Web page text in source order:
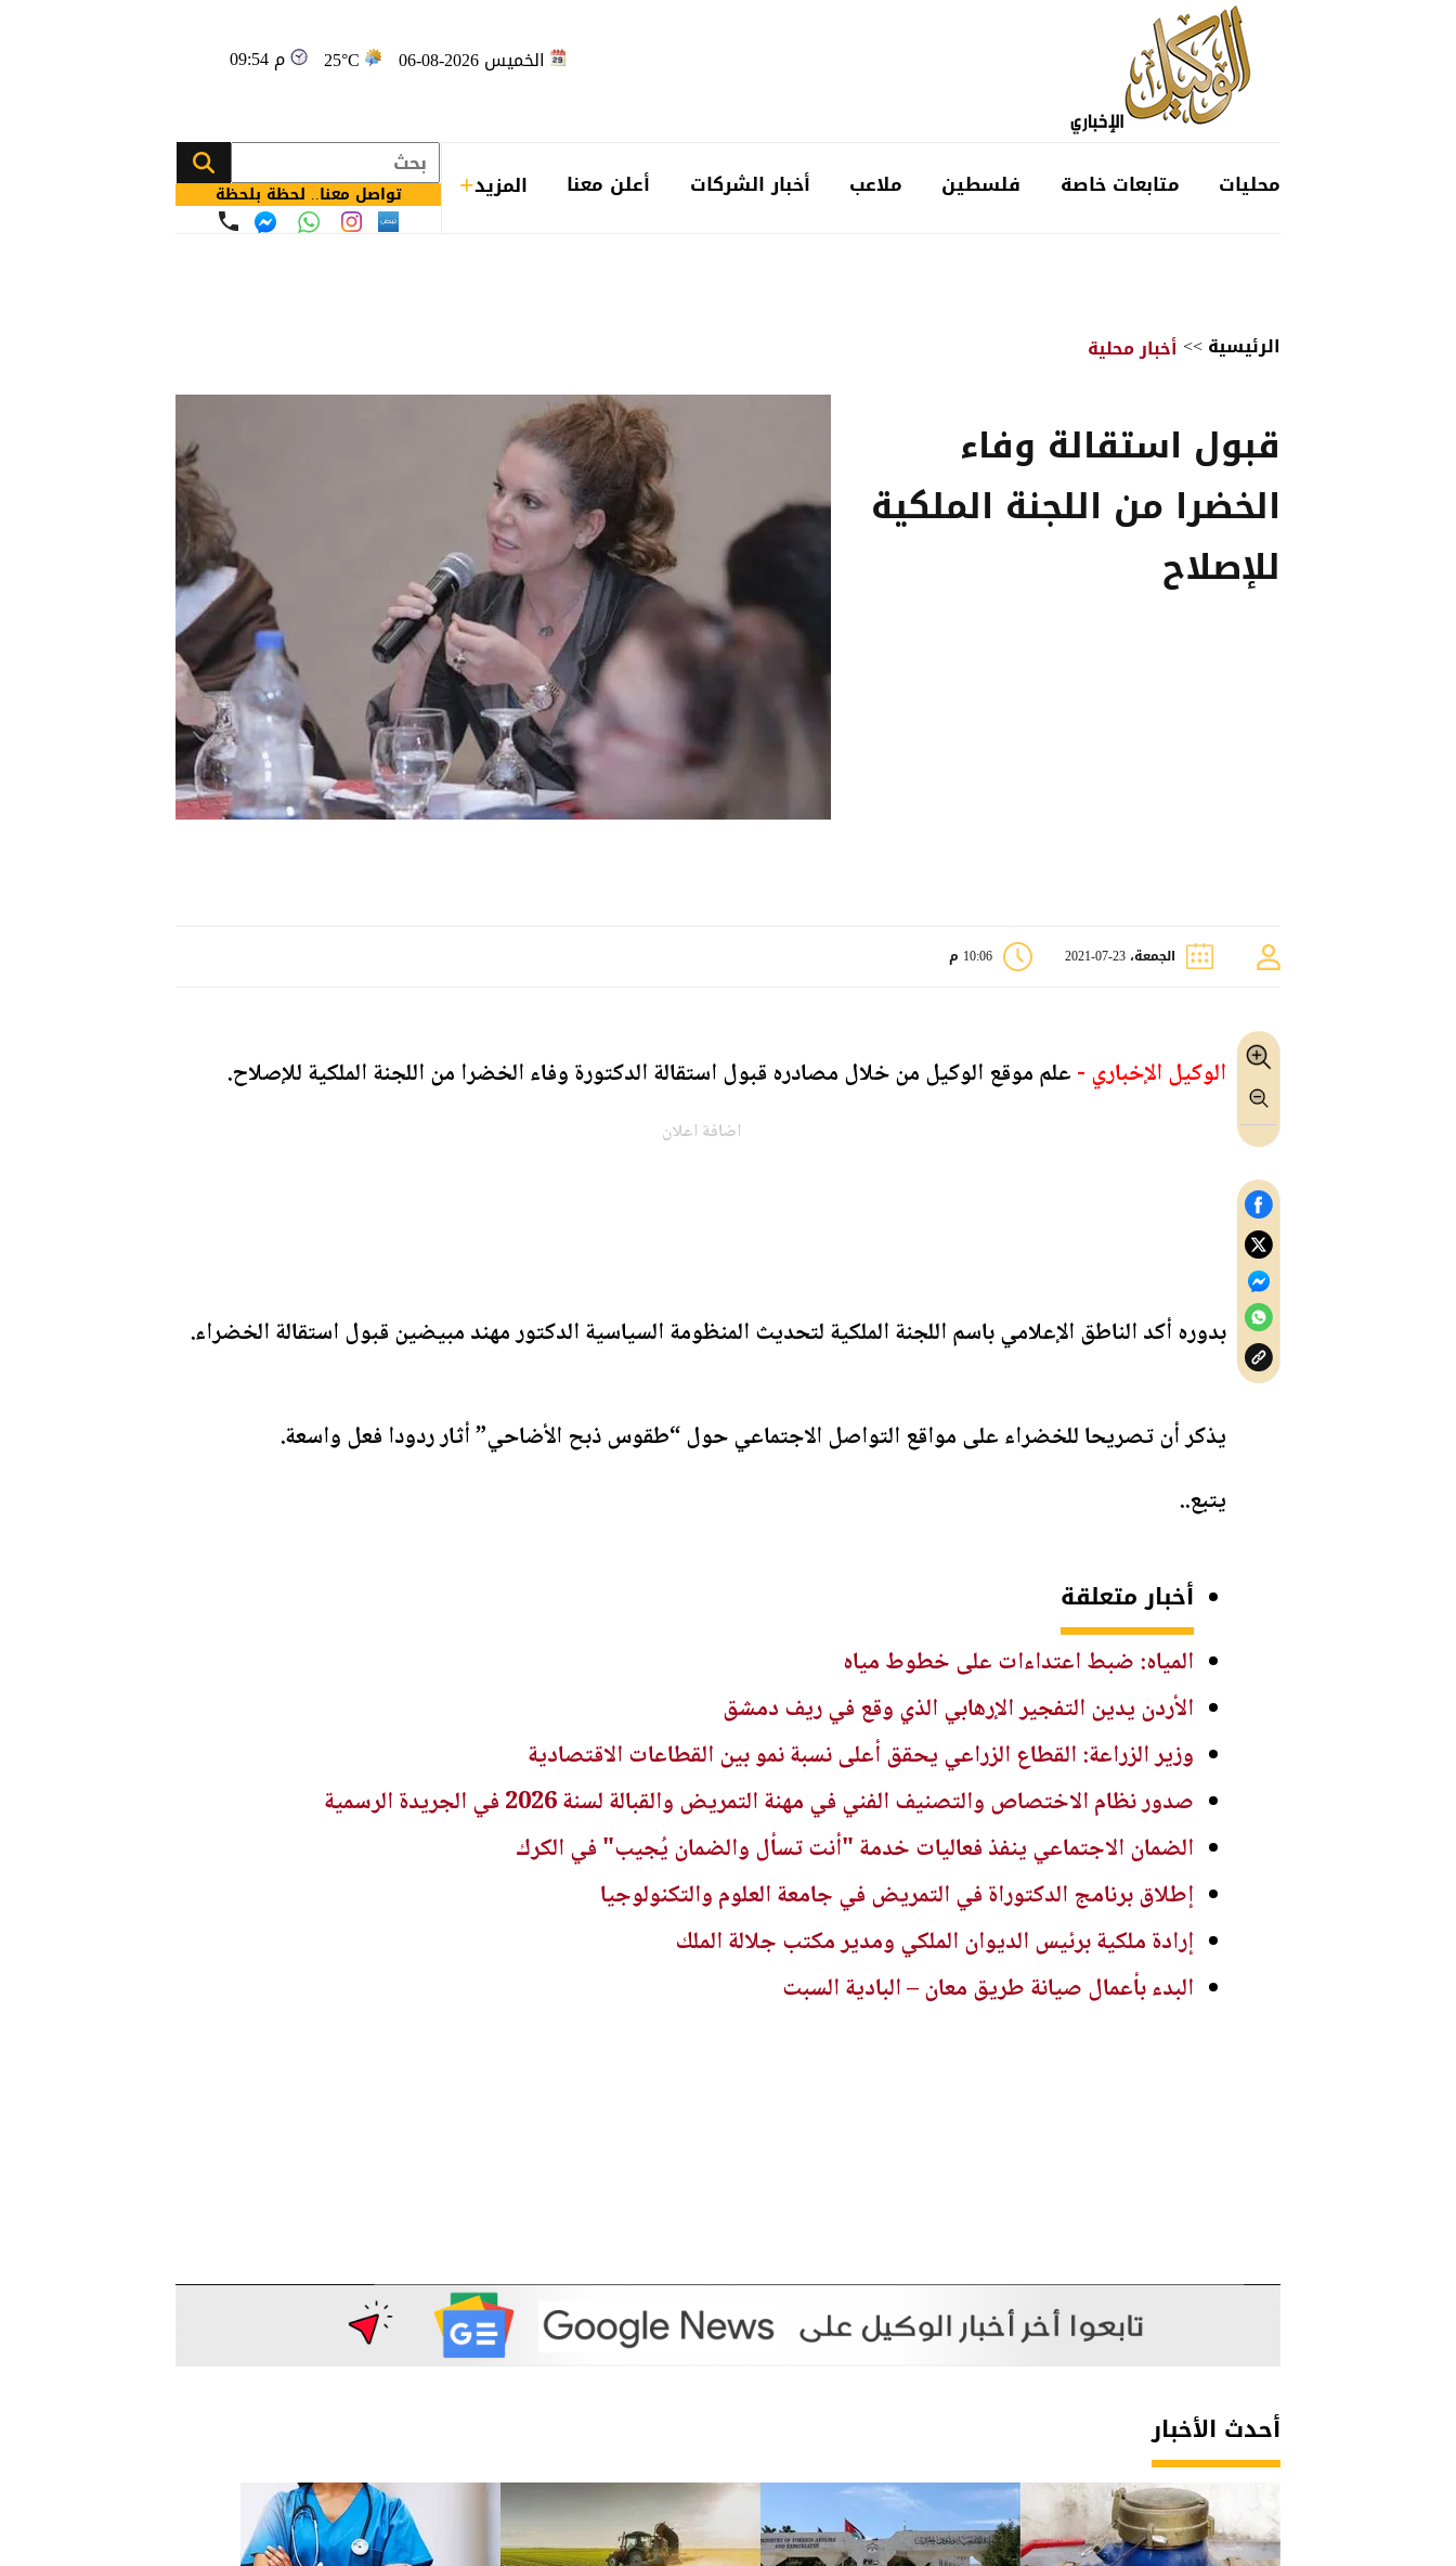
الخميس 2026-08-06 25°C 09:54 م
محليات متابعات خاصة فلسطين ملاعب أخبار الشركات أعلن معنا المزيد تواصل معنا.. لحظة بلحظة
الرئيسية>>أخبار محلية
قبول استقالة وفاء
الخضرا من اللجنة الملكية
للإصلاح
الجمعة، 23-07-2021 10:06 م
الوكيل الإخباري -علم موقع الوكيل من خلال مصادره قبول استقالة الدكتورة وفاء الخضرا من اللجنة الملكية للإصلاح.
اضافة اعلان
بدوره أكد الناطق الإعلامي باسم اللجنة الملكية لتحديث المنظومة السياسية الدكتور مهند مبيضين قبول استقالة الخضراء.
يذكر أن تصريحا للخضراء على مواقع التواصل الاجتماعي حول “طقوس ذبح الأضاحي” أثار ردودا فعل واسعة.
يتبع..
أخبار متعلقة
المياه: ضبط اعتداءات على خطوط مياه
الأردن يدين التفجير الإرهابي الذي وقع في ريف دمشق
وزير الزراعة: القطاع الزراعي يحقق أعلى نسبة نمو بين القطاعات الاقتصادية
صدور نظام الاختصاص والتصنيف الفني في مهنة التمريض والقبالة لسنة 2026 في الجريدة الرسمية
الضمان الاجتماعي ينفذ فعاليات خدمة "أنت تسأل والضمان يُجيب" في الكرك
إطلاق برنامج الدكتوراة في التمريض في جامعة العلوم والتكنولوجيا
إرادة ملكية برئيس الديوان الملكي ومدير مكتب جلالة الملك
البدء بأعمال صيانة طريق معان – البادية السبت
أحدث الأخبار